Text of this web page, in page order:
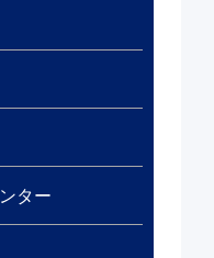
ター